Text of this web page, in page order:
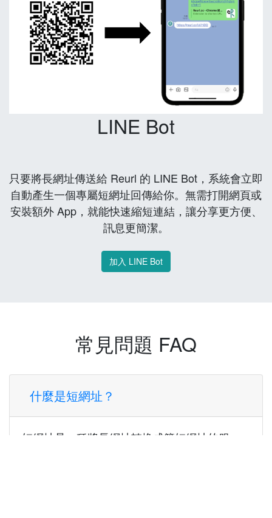
LINE Bot
只要將長網址傳送給 Reurl 的 LINE Bot，系統會立即
自動產生一個專屬短網址回傳給你。無需打開網頁或
安裝額外 App，就能快速縮短連結，讓分享更方便、
訊息更簡潔。
加入 LINE Bot
常見問題 FAQ
什麼是短網址？
短網址是一種將長網址轉換成簡短網址的服